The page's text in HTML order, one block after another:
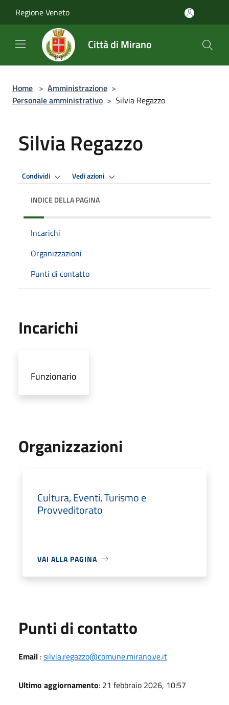
Regione Veneto
Città di Mirano
Home > Amministrazione >
Personale amministrativo > Silvia Regazzo
Silvia Regazzo
Condividi Vedi azioni
INDICE DELLA PAGINA
Incarichi
Organizzazioni
Punti di contatto
Incarichi
Funzionario
Organizzazioni
Cultura, Eventi, Turismo e
Provveditorato
VAI ALLA PAGINA
Punti di contatto
Email :silvia.regazzo@comune.mirano.ve.it
Ultimo aggiornamento: 21 febbraio 2026, 10:57